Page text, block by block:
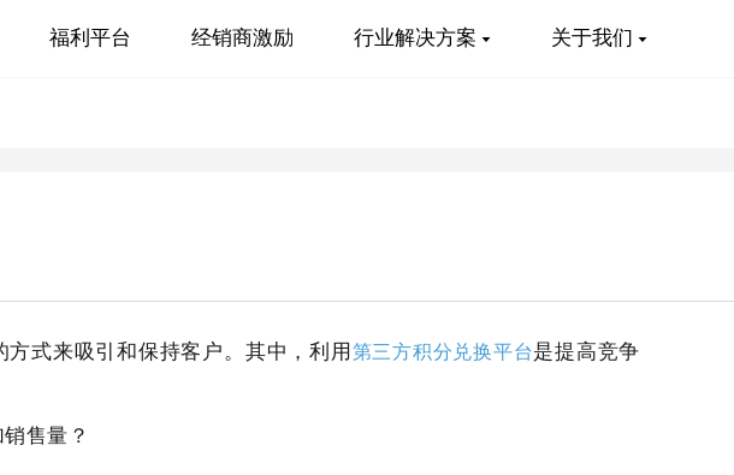
福利平台 经销商激励 行业解决方案 关于我们
式来吸引和保持客户。其中，利用 第三方积分兑换平台是提高竞争
售量？